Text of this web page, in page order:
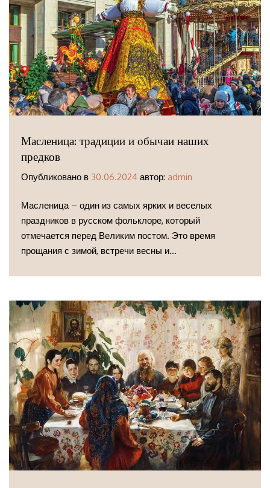
Масленица: традиции и обычаи наших
предков
Опубликовано в 30.06.2024 автор: admin
Масленица – один из самых ярких и веселых
праздников в русском фольклоре, который
отмечается перед Великим постом. Это время
прощания с зимой, встречи весны и...